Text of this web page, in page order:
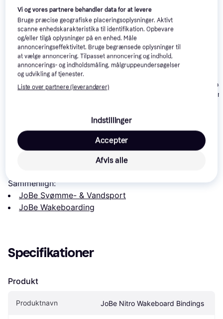
Trender
Ronix Divide Boots
Trender
Seatec Starlit
Wakeboard
Base
Base Sek. 30m
Læs om produktet
JoBe Nitro Wakeboard Bindings
Sammenlign:
JoBe Svømme- & Vandsport
JoBe Wakeboarding
Specifikationer
Produkt
Produktnavn JoBe Nitro Wakeboard Bindings
Vi og vores partnere behandler data for at levere
Bruge præcise geografiske placeringsoplysninger. Aktivt
scanne enhedskarakteristika til identifikation. Opbevare
og/eller tilgå oplysninger på en enhed. Måle
annonceringseffektivitet. Bruge begrænsede oplysninger til
at vælge annoncering. Tilpasset annoncering og indhold,
annoncerings- og indholdsmåling, målgruppeundersøgelser
og udvikling af tjenester.
Liste over partnere (leverandører)
Indstillinger
Afvis alle
Accepter